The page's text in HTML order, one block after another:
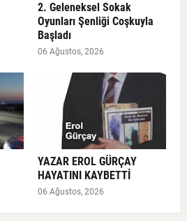
2. Geleneksel Sokak
Oyunları Şenliği Coşkuyla
Başladı
06 Ağustos, 2026
YAZAR EROL GÜRÇAY
HAYATINI KAYBETTİ
06 Ağustos, 2026